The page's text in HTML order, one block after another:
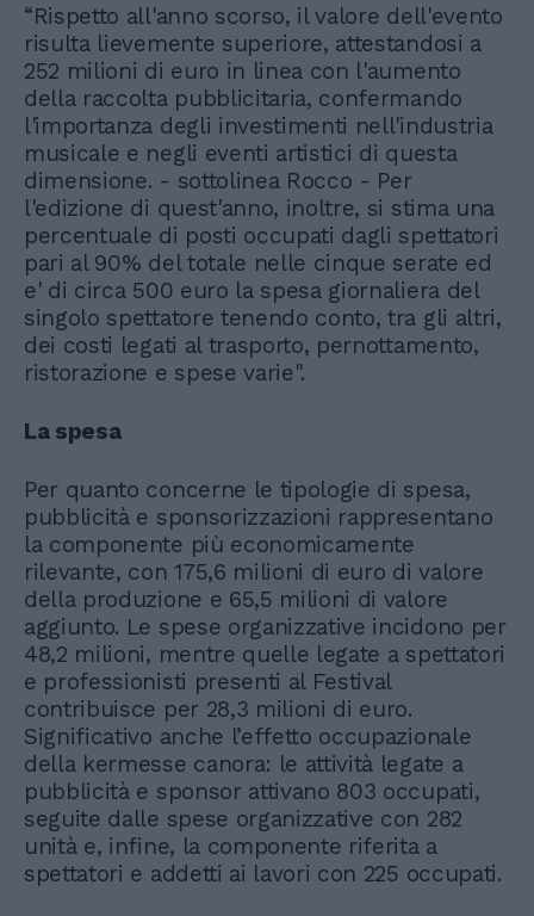
“Rispetto all'anno scorso, il valore dell'evento
risulta lievemente superiore, attestandosi a
252 milioni di euro in linea con l'aumento
della raccolta pubblicitaria, confermando
l'importanza degli investimenti nell'industria
musicale e negli eventi artistici di questa
dimensione. - sottolinea Rocco - Per
l'edizione di quest'anno, inoltre, si stima una
percentuale di posti occupati dagli spettatori
pari al 90% del totale nelle cinque serate ed
e' di circa 500 euro la spesa giornaliera del
singolo spettatore tenendo conto, tra gli altri,
dei costi legati al trasporto, pernottamento,
ristorazione e spese varie".
La spesa
Per quanto concerne le tipologie di spesa,
pubblicità e sponsorizzazioni rappresentano
la componente più economicamente
rilevante, con 175,6 milioni di euro di valore
della produzione e 65,5 milioni di valore
aggiunto. Le spese organizzative incidono per
48,2 milioni, mentre quelle legate a spettatori
e professionisti presenti al Festival
contribuisce per 28,3 milioni di euro.
Significativo anche l’effetto occupazionale
della kermesse canora: le attività legate a
pubblicità e sponsor attivano 803 occupati,
seguite dalle spese organizzative con 282
unità e, infine, la componente riferita a
spettatori e addetti ai lavori con 225 occupati.